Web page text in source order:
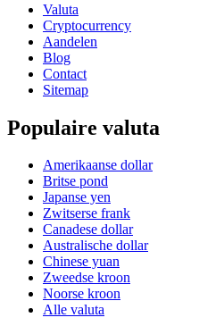
Valuta
Cryptocurrency
Aandelen
Blog
Contact
Sitemap
Populaire valuta
Amerikaanse dollar
Britse pond
Japanse yen
Zwitserse frank
Canadese dollar
Australische dollar
Chinese yuan
Zweedse kroon
Noorse kroon
Alle valuta